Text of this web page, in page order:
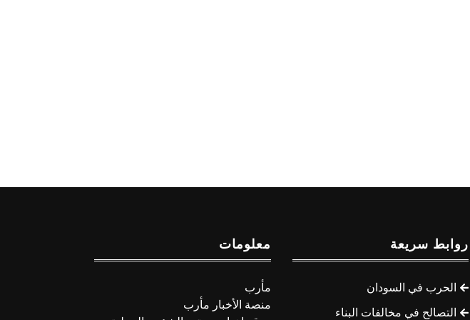
روابط سريعة
الحرب في السودان
التصالح في مخالفات البناء
معلومات
مأرب
منصة الأخبار مأرب